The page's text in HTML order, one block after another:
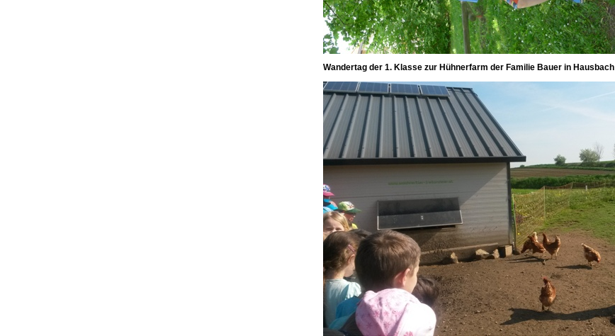
Wandertag der 1. Klasse zur Hühnerfarm der Familie Bauer in Hausbach